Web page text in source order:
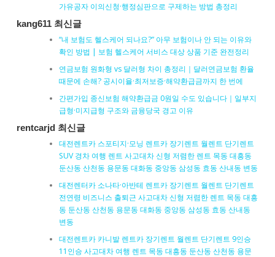
가유공자 이의신청·행정심판으로 구제하는 방법 총정리
kang611 최신글
“내 보험도 헬스케어 되나요?” 아무 보험이나 안 되는 이유와
확인 방법 | 보험 헬스케어 서비스 대상 상품 기준 완전정리
연금보험 원화형 vs 달러형 차이 총정리｜달러연금보험 환율
때문에 손해? 공시이율·최저보증·해약환급금까지 한 번에
간편가입 종신보험 해약환급금 0원일 수도 있습니다｜일부지
급형·미지급형 구조와 금융당국 경고 이유
rentcarjd 최신글
대전렌트카 스포티지·모닝 렌트카 장기렌트 월렌트 단기렌트
SUV 경차 여행 렌트 사고대차 신형 저렴한 렌트 목동 대흥동
둔산동 산천동 용문동 대화동 중앙동 삼성동 효동 산내동 변동
대전렌터카 소나타·아반테 렌트카 장기렌트 월렌트 단기렌트
전연령 비즈니스 출퇴근 사고대차 신형 저렴한 렌트 목동 대흥
동 둔산동 산천동 용문동 대화동 중앙동 삼성동 효동 산내동
변동
대전렌트카 카니발 렌트카 장기렌트 월렌트 단기렌트 9인승
11인승 사고대차 여행 렌트 목동 대흥동 둔산동 산천동 용문